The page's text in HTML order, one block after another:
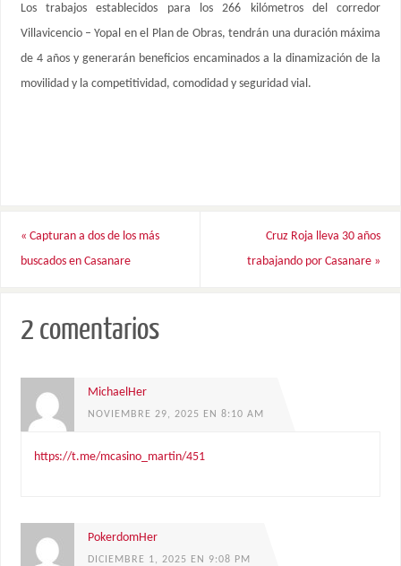
Los trabajos establecidos para los 266 kilómetros del corredor
Villavicencio – Yopal en el Plan de Obras, tendrán una duración máxima
de 4 años y generarán beneficios encaminados a la dinamización de la
movilidad y la competitividad, comodidad y seguridad vial.
« Capturan a dos de los más
buscados en Casanare
Cruz Roja lleva 30 años
trabajando por Casanare »
2 comentarios
MichaelHer
NOVIEMBRE 29, 2025 EN 8:10 AM
https://t.me/mcasino_martin/451
PokerdomHer
DICIEMBRE 1, 2025 EN 9:08 PM